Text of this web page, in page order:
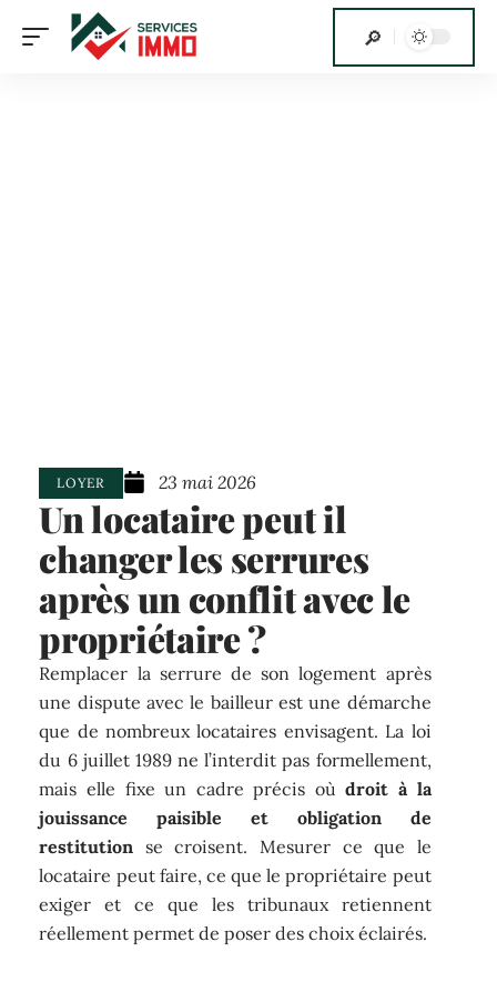
LOYER 23 mai 2026
Un locataire peut il
changer les serrures
après un conflit avec le
propriétaire ?
Remplacer la serrure de son logement après
une dispute avec le bailleur est une démarche
que de nombreux locataires envisagent. La loi
du 6 juillet 1989 ne l’interdit pas formellement,
mais elle fixe un cadre précis oùdroit à la
jouissance paisible et obligation de
restitution se croisent. Mesurer ce que le
locataire peut faire, ce que le propriétaire peut
exiger et ce que les tribunaux retiennent
réellement permet de poser des choix éclairés.